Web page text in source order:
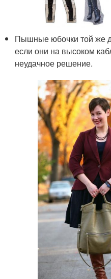
Пышные юбочки той же
если они на высоком
неудачное решение.